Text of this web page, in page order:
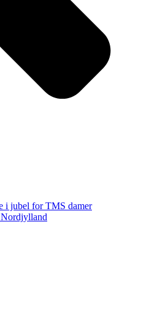
i jubel for TMS damer